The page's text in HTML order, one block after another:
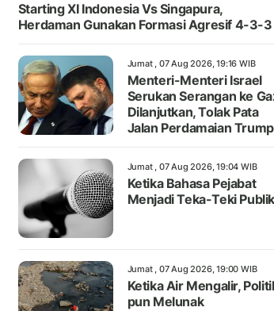
Starting XI Indonesia Vs Singapura,
Herdaman Gunakan Formasi Agresif 4-3-3
Jumat , 07 Aug 2026, 19:16 WIB
Menteri-Menteri Israel
Serukan Serangan ke
Dilanjutkan, Tolak Pata
Jalan Perdamaian Trump
Jumat , 07 Aug 2026, 19:04 WIB
Ketika Bahasa Pejabat
Menjadi Teka-Teki Publik
Jumat , 07 Aug 2026, 19:00 WIB
Ketika Air Mengalir,
pun Melunak